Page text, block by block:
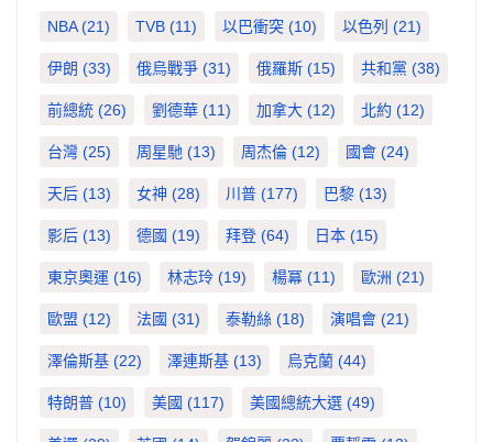
NBA(21) TVB (11) 以巴衝突 (10) 以色列 (21)
伊朗 (33) 俄烏戰爭 (31) 俄羅斯 (15) 共和黨 (38)
前總統 (26) 劉德華 (11) 加拿大 (12) 北約 (12)
台灣 (25) 周星馳 (13) 周杰倫 (12) 國會 (24)
天后 (13) 女神 (28) 川普 (177) 巴黎 (13)
影后 (13) 德國 (19) 拜登 (64) 日本 (15)
東京奧運 (16) 林志玲 (19) 楊冪 (11) 歐洲 (21)
歐盟 (12) 法國 (31) 泰勒絲 (18) 演唱會 (21)
澤倫斯基 (22) 澤連斯基 (13) 烏克蘭 (44)
特朗普 (10) 美國 (117) 美國總統大選 (49)